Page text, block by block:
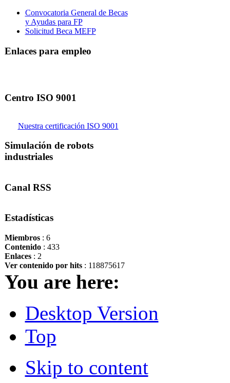
Convocatoria General de Becas
y Ayudas para FP
Solicitud Beca MEFP
Enlaces para empleo
Centro ISO 9001
Nuestra certificación ISO 9001
Simulación de robots
industriales
Canal RSS
Estadísticas
Miembros: 6
Contenido: 433
Enlaces: 2
Ver contenido por hits: 118875617
You are here:
Desktop Version
Top
Skip to content